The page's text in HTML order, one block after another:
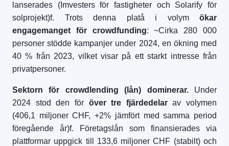
lanserades (Imvesters för fastigheter och Solarify för
solprojekt)f. Trots denna platå i volym ökar
engagemanget för crowdfunding: ~Cirka 280 000
personer stödde kampanjer under 2024, en ökning med
40 % från 2023, vilket visar på ett starkt intresse från
privatpersoner.
Sektorn för crowdlending (lån) dominerar.Under
2024 stod den för över tre fjärdedelarav volymen
(406,1 miljoner CHF, +2% jämfört med samma period
föregående år)f. Företagslån som finansierades via
plattformar uppgick till 133,6 miljoner CHF (stabilt) och